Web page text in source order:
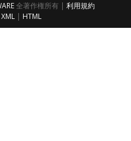
全著作権所有 | 利用規約
XML | HTML